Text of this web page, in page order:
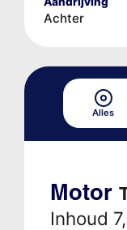
Achter
Alles
Motor
Inhoud